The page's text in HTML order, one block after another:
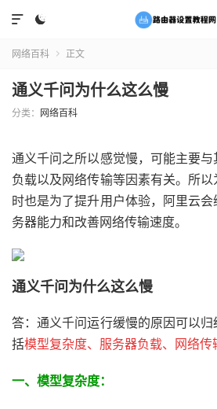


网络百科  正文
通义千问为什么这么慢
分类： 网络百科
通义千问之所以感觉慢，可能主要
负载以及网络传输等因素有关。所
时也是为了提升用户体验，阿里云
务器能力和改善网络传输速度。
通义千问为什么这么慢
答：通义千问运行缓慢的原因可以
括模型复杂度、服务器负载、网络传
一、模型复杂度：